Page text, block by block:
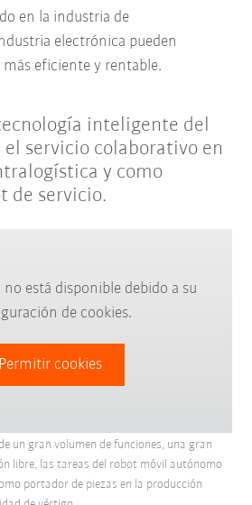
en la industria de
electrónica pueden
más eficiente y rentable.
inteligente del
el servicio colaborativo en
y como
de servicio.
está disponible debido a su
de cookies.
Permitir cookies
un gran volumen de funciones, una gran
libre, las tareas del robot móvil autónomo
portador de piezas en la producción